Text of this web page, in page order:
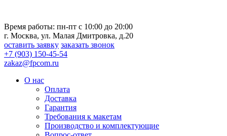
Время работы: пн-пт с 10:00 до 20:00
г. Москва, ул. Малая Дмитровка, д.20
оставить заявку заказать звонок
+7 (903) 150-45-54
zakaz@fpcom.ru
О нас
Оплата
Доставка
Гарантия
Требования к макетам
Производство и комплектующие